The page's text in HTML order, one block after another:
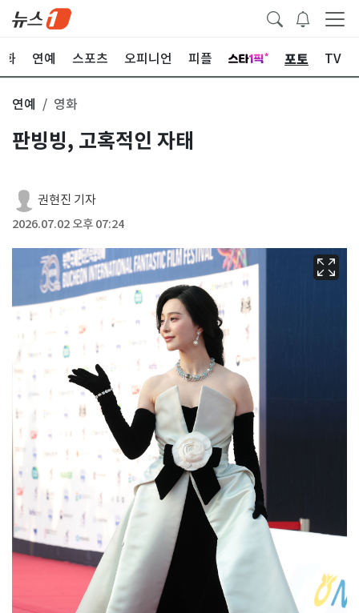
화 연예 스포츠 오피니언 피플 포토 TV
연예 영화
판빙빙, 고혹적인 자태
권현진 기자
2026.07.02 오후 07:24